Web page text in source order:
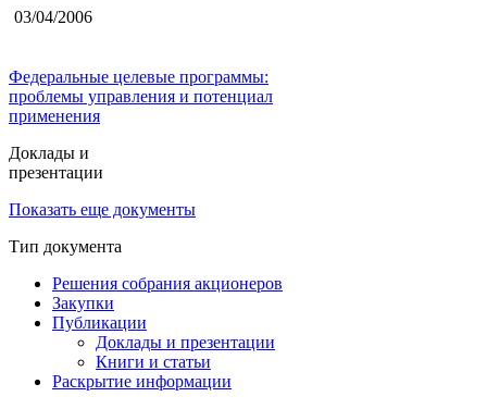
03/04/2006
Федеральные целевые программы:
проблемы управления и потенциал
применения
Доклады и
презентации
Показать еще документы
Тип документа
Решения собрания акционеров
Закупки
Публикации
Доклады и презентации
Книги и статьи
Раскрытие информации